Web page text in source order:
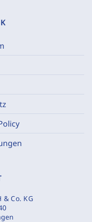
& Co. KG